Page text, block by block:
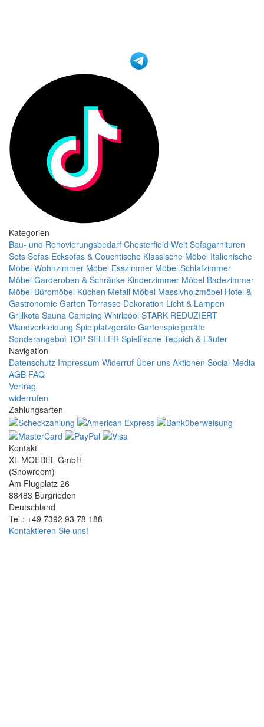
Kategorien
Bau- und Renovierungsbedarf Chesterfield Welt Sofagarnituren
Sets Sofas Ecksofas & Couchtische Klassische Möbel Italienische
Möbel Wohnzimmer Möbel Esszimmer Möbel Schlafzimmer
Möbel Garderoben & Schränke Kinderzimmer Möbel Badezimmer
Möbel Büromöbel Küchen Metall Möbel Massivholzmöbel Hotel &
Gastronomie Garten Terrasse Dekoration Licht & Lampen
Grillkota Sauna Camping Whirlpool STARK REDUZIERT
Wandverkleidung Spielplatzgeräte Gartenspielgeräte
Sonderangebot TOP SELLER Spieltische Teppich & Läufer
Navigation
Datenschutz Impressum Widerruf Über uns Aktionen Social Media
AGB FAQ
Vertrag
widerrufen
Zahlungsarten
Kontakt
XL MOEBEL GmbH
(Showroom)
Am Flugplatz 26
88483 Burgrieden
Deutschland
Tel.: +49 7392 93 78 188
Kontaktieren Sie uns!